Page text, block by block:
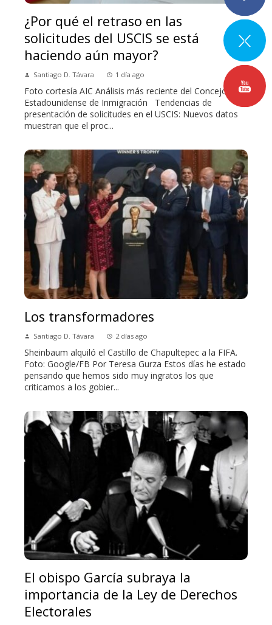
¿Por qué el retraso en las
solicitudes del USCIS se está
haciendo aún mayor?
Santiago D. Távara 1 día ago
Foto cortesía AIC Análisis más reciente del Concejo
Estadounidense de Inmigración Tendencias de
presentación de solicitudes en el USCIS: Nuevos datos
muestran que el proc...
Los transformadores
Santiago D. Távara 2 días ago
Sheinbaum alquiló el Castillo de Chapultepec a la FIFA.
Foto: Google/FB Por Teresa Gurza Estos días he estado
pensando que hemos sido muy ingratos los que
criticamos a los gobier...
El obispo García subraya la
importancia de la Ley de Derechos
Electorales